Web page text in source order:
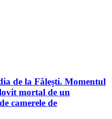
de la Fălești. Momentul
mortal de un
camerele de